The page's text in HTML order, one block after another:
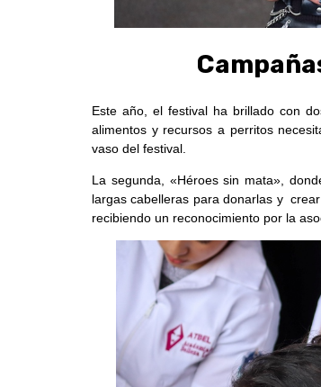
Este año, el festival ha brillado con
alimentos y recursos a perritos
vaso del festival.
La segunda, «Héroes sin mata»,
largas cabelleras para donarlas y
recibiendo un reconocimiento por la